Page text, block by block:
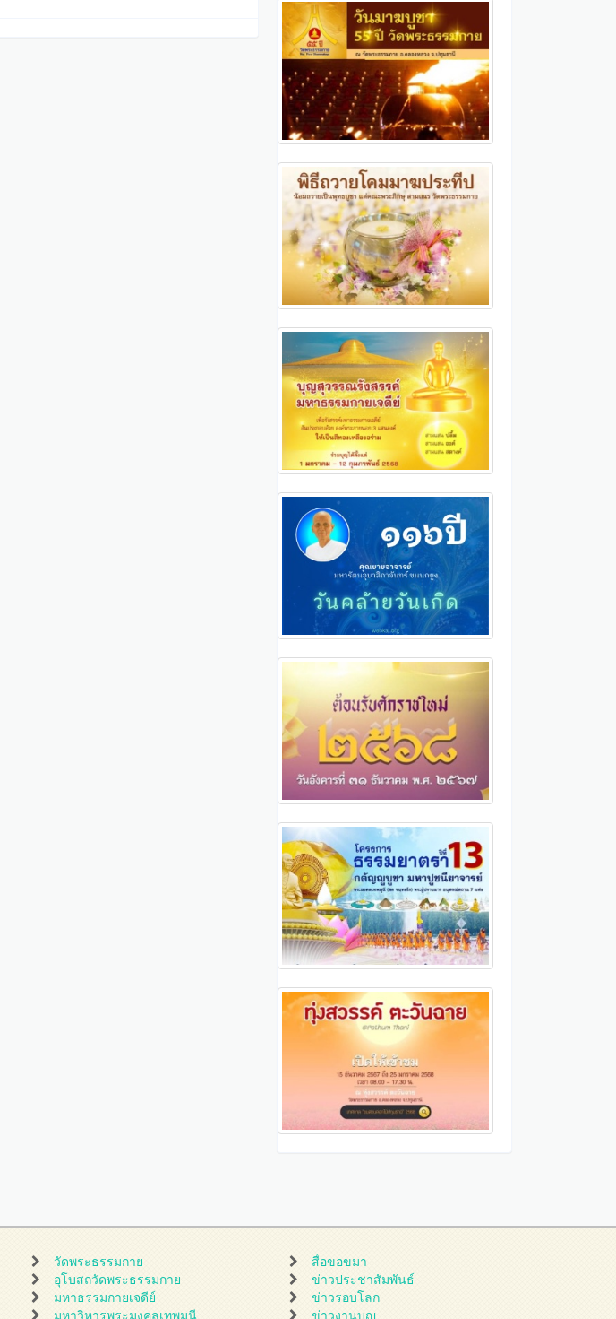
วัดพระธรรมกาย
อุโบสถวัดพระธรรมกาย
มหาธรรมกายเจดีย์
มหาวิหารพระมงคลเทพมุนี
สื่อขอขมา
ข่าวประชาสัมพันธ์
ข่าวรอบโลก
ข่าวงานบุญ